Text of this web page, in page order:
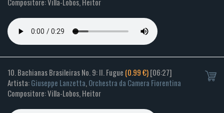
Compositore: Villa-Lobos, Heitor
10. Bachianas Brasileiras No. 9: II. Fugue (0.99 €)[06:27]
Artista:Giuseppe Lanzetta,Orchestra da Camera Fiorentina
Compositore: Villa-Lobos, Heitor